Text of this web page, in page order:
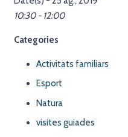
10:30 - 12:00
Categories
Activitats familiars
Esport
Natura
visites guiades